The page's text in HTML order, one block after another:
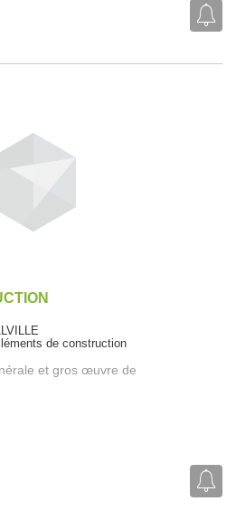
de construction
et gros œuvre de